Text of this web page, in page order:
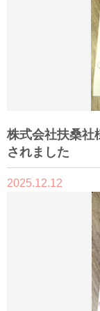
株式会社扶桑社
されました
2025.12.12